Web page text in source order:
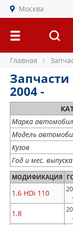
Москва
Главная
Запчасти
2004 -
Марка
Модель
Кузов
Год и мес. выпуска
МОДИФИКАЦИЯ
1.6 HDi 110
1.8